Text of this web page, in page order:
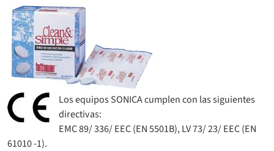
Los equipos SONICA cumplen con las siguientes
directivas:
EMC 89/ 336/ EEC (EN 5501B), LV 73/ 23/ EEC (EN
61010 -1).